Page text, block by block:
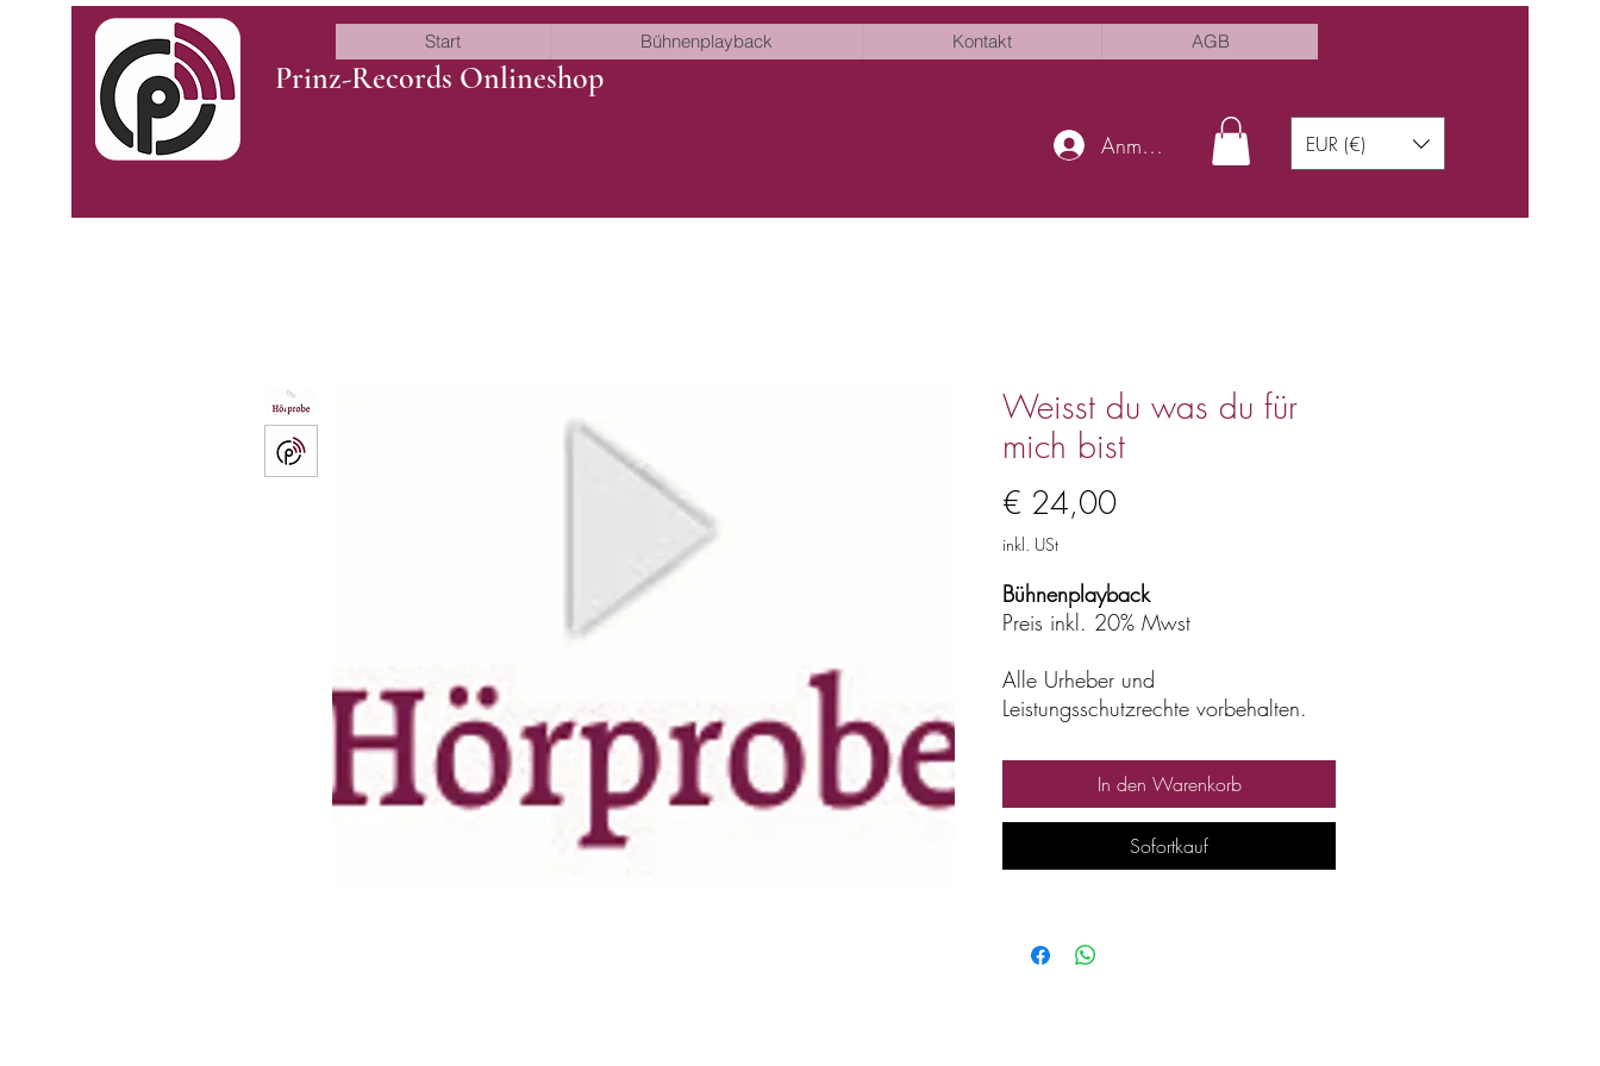
Prinz-Records Onlineshop
Start Bühnenplayback Kontakt AGB
Anmelden EUR (€)
Weisst du was du für
mich bist
€ 24,00Preis
inkl. USt
Bühnenplayback
Preis inkl. 20% Mwst
Alle Urheber und
Leistungsschutzrechte vorbehalten.
unerlaubte Vervielfältigung,
Vermietung, Sendung.
In den Warenkorb
Sofortkauf